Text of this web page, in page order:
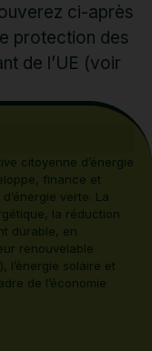
ci-après
protection des
de l’UE (voir
citoyenne d’énergie
finance et
verte. La
la réduction
durable, en
renouvelable
l’énergie solaire et
de l’économie